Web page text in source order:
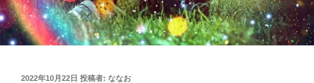
投
2022年10月22日 投稿者: ななお